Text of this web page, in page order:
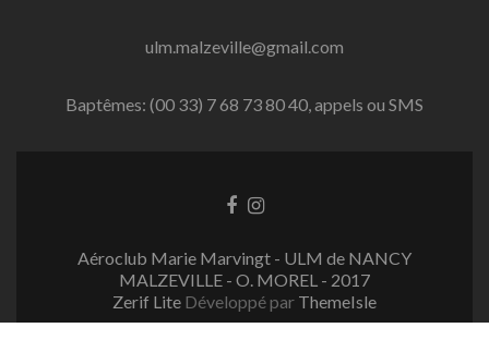
ulm.malzeville@gmail.com
Baptêmes: (00 33) 7 68 73 80 40, appels ou SMS
L
n
F
a
L
n
I
n
Aéroclub Marie Marvingt - ULM de NANCY
MALZEVILLE - O. MOREL - 2017
Zerif Lite Développé par ThemeIsle